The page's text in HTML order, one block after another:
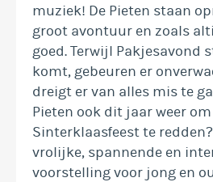
muziek! De Pieten staan
groot avontuur en zoals
goed. Terwijl Pakjesavond
komt, gebeuren er
dreigt er van alles mis te
Pieten ook dit jaar weer
Sinterklaasfeest te
vrolijke, spannende en
voorstelling voor jong en